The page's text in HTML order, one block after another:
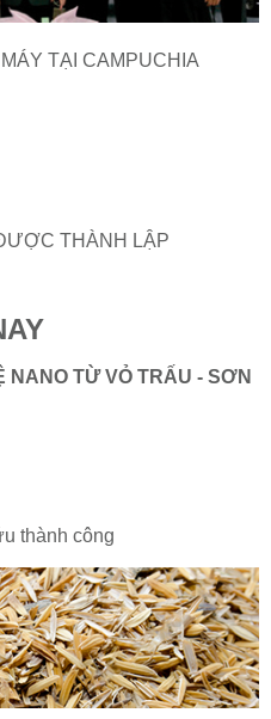
TẠI CAMPUCHIA
THÀNH LẬP
NANO TỪ VỎ TRẤU - SƠN
thành công